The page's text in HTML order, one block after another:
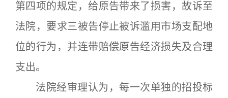
第四项的规定，给原告带来了损害，故诉至
法院，要求三被告停止被诉滥用市场支配地
位的行为，并连带赔偿原告经济损失及合理
支出。
法院经审理认为，每一次单独的招投标